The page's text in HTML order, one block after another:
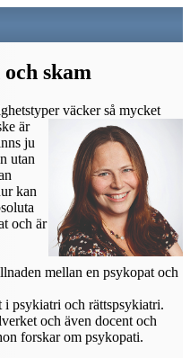
skam
väcker så mycket
är
ju
utan
kan
och är
mellan en psykopat och
psykiatri och rättspsykiatri.
och även docent och
forskar om psykopati.